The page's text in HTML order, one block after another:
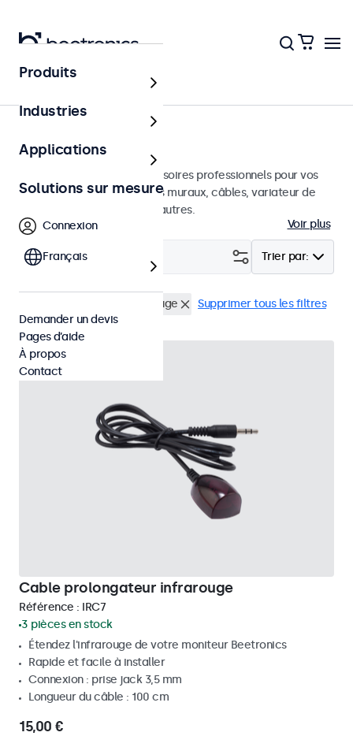
Accueil
Accessoires
Une large sélection d'accessoires professionnels pour vos
écrans Beetronics. Supports muraux, câbles, variateur de
luminosité, connecteurs et autres.
Voir plus
Trier par:
Filtrer (1)
Cable prolongateur infrarouge Supprimer tous les filtres
Cable prolongateur infrarouge
Référence : IRC7
3 pièces en stock
Étendez l'infrarouge de votre moniteur Beetronics
Rapide et facile à installer
Connexion : prise jack 3,5 mm
Longueur du câble : 100 cm
15,00 €
Produits
Industries
Applications
Solutions sur mesure
Connexion
Français
Demander un devis
Pages d’aide
À propos
Contact